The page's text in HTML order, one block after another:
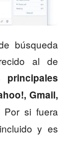
búsqueda
al de
Gmail,
Por si fuera
y es